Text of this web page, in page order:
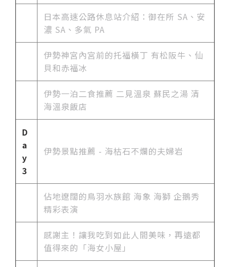
日本高速公路休息站介紹：御在所 SA、安
濃 SA、多氣 PA
伊勢神宮內宮前的托福橫丁 有松阪牛、仙
貝和赤福冰
伊勢一泊二食推薦 二見溫泉 蘇民之湯 清
海溫泉飯店
D
a
y
3
伊勢景點推薦 - 海枯石不爛的夫婦岩
佔地遼闊的鳥羽水族館 海象 海獅 企鵝秀
精彩表演
感謝主！讓我吃到如此人間美味，再遠都
值得來的「海女小屋」